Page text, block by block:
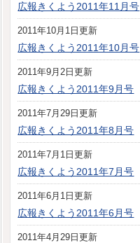
広報きくよう2011年11月号
2011年10月1日更新
広報きくよう2011年10月号
2011年9月2日更新
広報きくよう2011年9月号
2011年7月29日更新
広報きくよう2011年8月号
2011年7月1日更新
広報きくよう2011年7月号
2011年6月1日更新
広報きくよう2011年6月号
2011年4月29日更新